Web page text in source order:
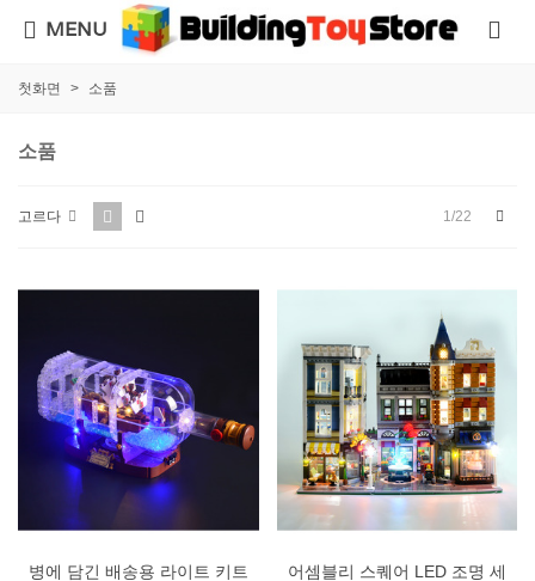
MENU
첫화면 > 소품
소품
고르다 1/22
병에 담긴 배송용 라이트 키트
어셈블리 스퀘어 LED 조명 세